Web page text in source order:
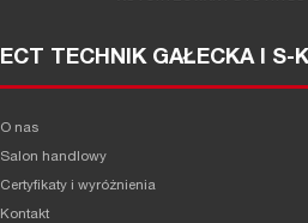
ECT TECHNIK GAŁECKA I S-
O nas
Salon handlowy
Certyfikaty i wyróżnienia
Kontakt